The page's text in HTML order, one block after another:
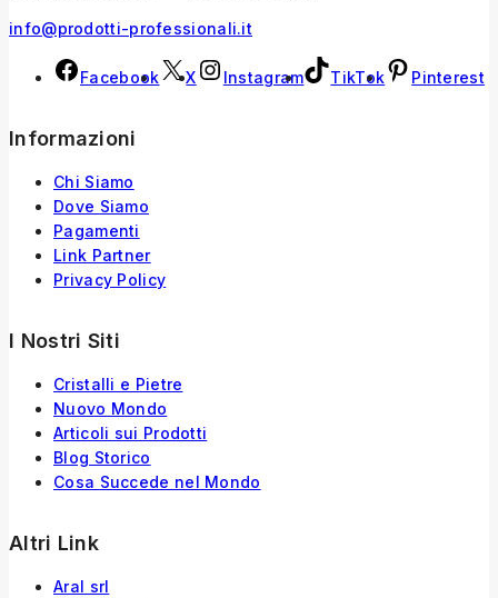
info@prodotti-professionali.it
Facebook X Instagram TikTok Pinterest
Informazioni
Chi Siamo
Dove Siamo
Pagamenti
Link Partner
Privacy Policy
I Nostri Siti
Cristalli e Pietre
Nuovo Mondo
Articoli sui Prodotti
Blog Storico
Cosa Succede nel Mondo
Altri Link
Aral srl